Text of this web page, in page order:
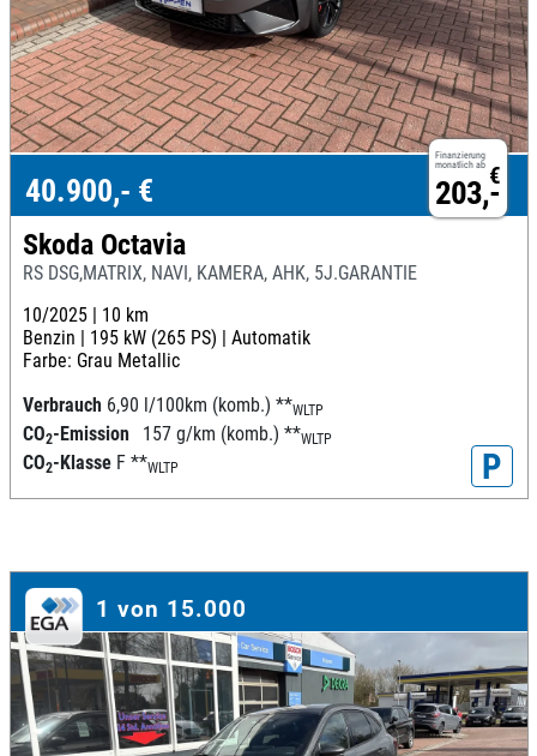
Finanzierung
monatlich ab €
203,-
40.900,- €
Skoda Octavia
RS DSG,MATRIX, NAVI, KAMERA, AHK, 5J.GARANTIE
10/2025 | 10 km
Benzin | 195 kW (265 PS) | Automatik
Farbe: Grau Metallic
Verbrauch 6,90 l/100km (komb.) **WLTP
CO2-Emission 157 g/km (komb.) **WLTP
CO2-Klasse F **WLTP P
1 von 15.000